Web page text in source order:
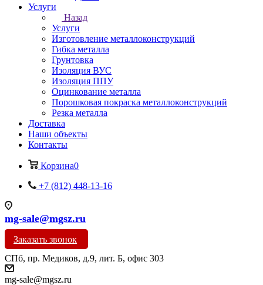
Услуги
Назад
Услуги
Изготовление металлоконструкций
Гибка металла
Грунтовка
Изоляция ВУС
Изоляция ППУ
Оцинкование металла
Порошковая покраска металлоконструкций
Резка металла
Доставка
Наши объекты
Контакты
Корзина0
+7 (812) 448-13-16
mg-sale@mgsz.ru
Заказать звонок
СПб, пр. Медиков, д.9, лит. Б, офис 303
mg-sale@mgsz.ru